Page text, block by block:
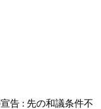
告 : 先の和議条件不